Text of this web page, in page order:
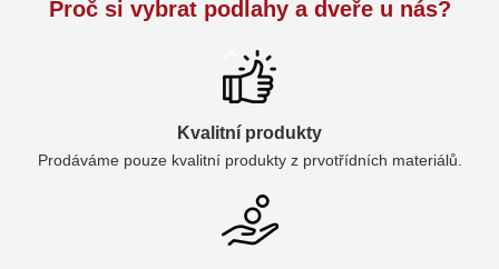
Proč si vybrat podlahy a dveře u nás?
Kvalitní produkty
Prodáváme pouze kvalitní produkty z prvotřídních materiálů.